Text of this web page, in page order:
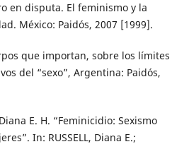
en disputa. El feminismo y la
México: Paidós, 2007 [1999].
que importan, sobre los límites
del “sexo”, Argentina: Paidós,
Diana E. H. “Feminicidio: Sexismo
In: RUSSELL, Diana E.;